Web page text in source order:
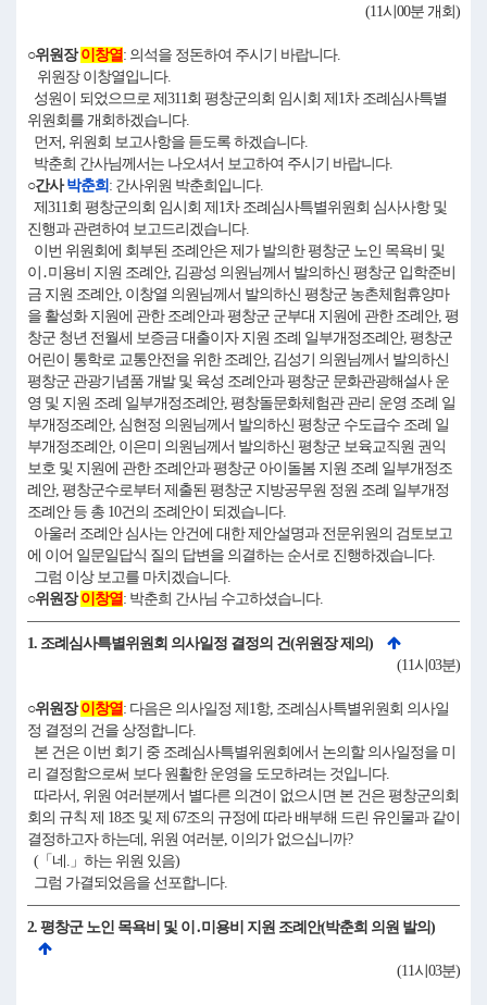
(11시00분 개회)
○위원장이창열: 의석을 정돈하여 주시기 바랍니다.
위원장 이창열입니다.
성원이 되었으므로 제311회 평창군의회 임시회 제1차 조례심사특별
위원회를 개회하겠습니다.
먼저, 위원회 보고사항을 듣도록 하겠습니다.
박춘희 간사님께서는 나오셔서 보고하여 주시기 바랍니다.
○간사박춘희 : 간사위원 박춘희입니다.
제311회 평창군의회 임시회 제1차 조례심사특별위원회 심사사항 및
진행과 관련하여 보고드리겠습니다.
이번 위원회에 회부된 조례안은 제가 발의한 평창군 노인 목욕비 및
이․미용비 지원 조례안, 김광성 의원님께서 발의하신 평창군 입학준비
금 지원 조례안, 이창열 의원님께서 발의하신 평창군 농촌체험휴양마
을 활성화 지원에 관한 조례안과 평창군 군부대 지원에 관한 조례안, 평
창군 청년 전월세 보증금 대출이자 지원 조례 일부개정조례안, 평창군
어린이 통학로 교통안전을 위한 조례안, 김성기 의원님께서 발의하신
평창군 관광기념품 개발 및 육성 조례안과 평창군 문화관광해설사 운
영 및 지원 조례 일부개정조례안, 평창돌문화체험관 관리 운영 조례 일
부개정조례안, 심현정 의원님께서 발의하신 평창군 수도급수 조례 일
부개정조례안, 이은미 의원님께서 발의하신 평창군 보육교직원 권익
보호 및 지원에 관한 조례안과 평창군 아이돌봄 지원 조례 일부개정조
례안, 평창군수로부터 제출된 평창군 지방공무원 정원 조례 일부개정
조례안 등 총 10건의 조례안이 되겠습니다.
아울러 조례안 심사는 안건에 대한 제안설명과 전문위원의 검토보고
에 이어 일문일답식 질의 답변을 의결하는 순서로 진행하겠습니다.
그럼 이상 보고를 마치겠습니다.
○위원장이창열: 박춘희 간사님 수고하셨습니다.
1. 조례심사특별위원회 의사일정 결정의 건(위원장 제의)
(11시03분)
○위원장이창열: 다음은 의사일정 제1항, 조례심사특별위원회 의사일
정 결정의 건을 상정합니다.
본 건은 이번 회기 중 조례심사특별위원회에서 논의할 의사일정을 미
리 결정함으로써 보다 원활한 운영을 도모하려는 것입니다.
따라서, 위원 여러분께서 별다른 의견이 없으시면 본 건은 평창군의회
회의 규칙 제 18조 및 제 67조의 규정에 따라 배부해 드린 유인물과 같이
결정하고자 하는데, 위원 여러분, 이의가 없으십니까?
(「네.」하는 위원 있음)
그럼 가결되었음을 선포합니다.
2. 평창군 노인 목욕비 및 이․미용비 지원 조례안(박춘희 의원 발의)
(11시03분)